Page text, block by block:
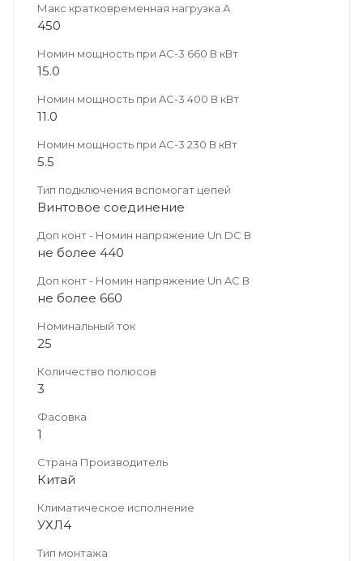
Макс кратковременная нагрузка А
450
Номин мощность при AC-3 660 В кВт
15.0
Номин мощность при AC-3 400 В кВт
11.0
Номин мощность при AC-3 230 В кВт
5.5
Тип подключения вспомогат цепей
Винтовое соединение
Доп конт - Номин напряжение Un DC В
не более 440
Доп конт - Номин напряжение Un AC В
не более 660
Номинальный ток
25
Количество полюсов
3
Фасовка
1
Страна Производитель
Китай
Климатическое исполнение
УХЛ4
Тип монтажа